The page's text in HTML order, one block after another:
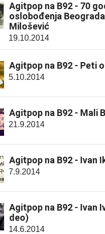
Agitpop na B92 - 70
oslobođenja
Milošević
19.10.2014
Agitpop na B92 - Peti
5.10.2014
Agitpop na B92 - Mali
21.9.2014
Agitpop na B92 - Ivan
7.9.2014
Agitpop na B92 - Ivan
deo)
14.6.2014